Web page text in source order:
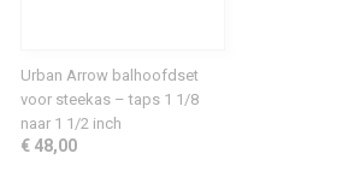
Urban Arrow balhoofdset
voor steekas – taps 1 1/8
naar 1 1/2 inch
€ 48,00